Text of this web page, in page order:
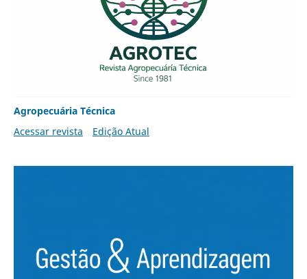
Agropecuária Técnica
Acessar revista
Edição Atual